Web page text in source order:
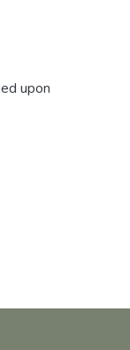
upon